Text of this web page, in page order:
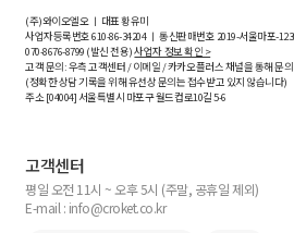
(주)와이오엘오 ㅣ 대표 황유미
사업자등록번호610-86-34204ㅣ 통신판매번호 2019-서울마포-
070-8676-8799 (발신 전용)사업자 정보 확인 >
고객 문의: 우측 고객센터 / 이메일 / 카카오플러스 채널을 통해 문
(정확한 상담 기록을 위해 유선상 문의는 접수받고 있지 않습니다)
주소 [04004] 서울특별시 마포구 월드컵로10길5-6
고객센터
평일 오전 11시 ~ 오후 5시 (주말, 공휴일 제외)
E-mail : info@croket.co.kr